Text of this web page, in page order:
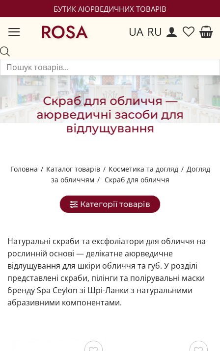
БУТИК АЮРВЕДИЧНИХ ТОВАРІВ
ROSA UA RU
Скраб для обличчя —
аюрведичні засоби для
відлущування
Головна / Каталог товарів / Косметика та догляд / Догляд
за обличчям / Скраб для обличчя
Категорії товарів
Натуральні скраби та ексфоліатори для обличчя на
рослинній основі — делікатне аюрведичне
відлущування для шкіри обличчя та губ. У розділі
представлені скраби, пілінги та полірувальні маски
бренду Spa Ceylon зі Шрі-Ланки з натуральними
абразивними компонентами.